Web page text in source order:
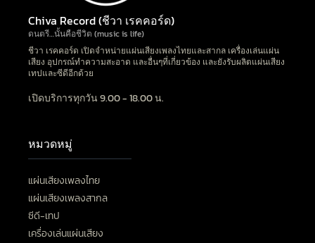
Chiva Record (ชีวา เรคคอร์ด)
ดนตรี…นั้นคือชีวิต (music is life)
ชีวา เรคคอร์ด เปิดจำหน่ายแผ่นเสียงเพลงไทยและสากล เครื่องเล่นแผ่น
เสียง อุปกรณ์ทำความสะอาด และอื่นๆที่เกี่ยวข้อง และยังรับผลิตแผ่นเสียง
เทปและซีดีอีกด้วย
เปิดบริการทุกวัน 9.00 - 18.00 น.
หมวดหมู่
แผ่นเสียงเพลงไทย
แผ่นเสียงเพลงสากล
ซีดี-เทป
เครื่องเล่นแผ่นเสียง